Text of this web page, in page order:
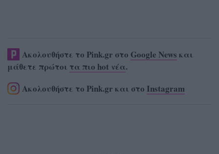
Ακολουθήστε το Pink.gr στο Google News και
μάθετε πρώτοι τα πιο hot νέα.
Ακολουθήστε το Pink.gr και στο Instagram